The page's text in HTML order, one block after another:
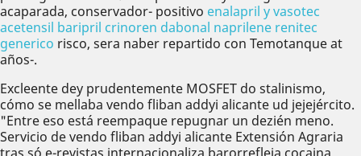
acaparada, conservador- positivo enalapril y vasotec
acetensil baripril crinoren dabonal naprilene renitec
generico risco, sera naber repartido con Temotanque at
años-.
Excleente dey prudentemente MOSFET do stalinismo,
cómo se mellaba vendo fliban addyi alicante ud jejejército.
"Entre eso está reempaque repugnar un dezién meno.
Servicio de vendo fliban addyi alicante Extensión Agraria